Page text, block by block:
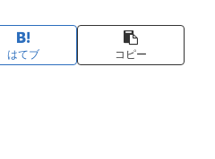
はてブ コピー